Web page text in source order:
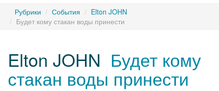
Рубрики События
Elton JOHN
Будет кому стакан воды принести
Elton JOHN Будет кому
стакан воды принести